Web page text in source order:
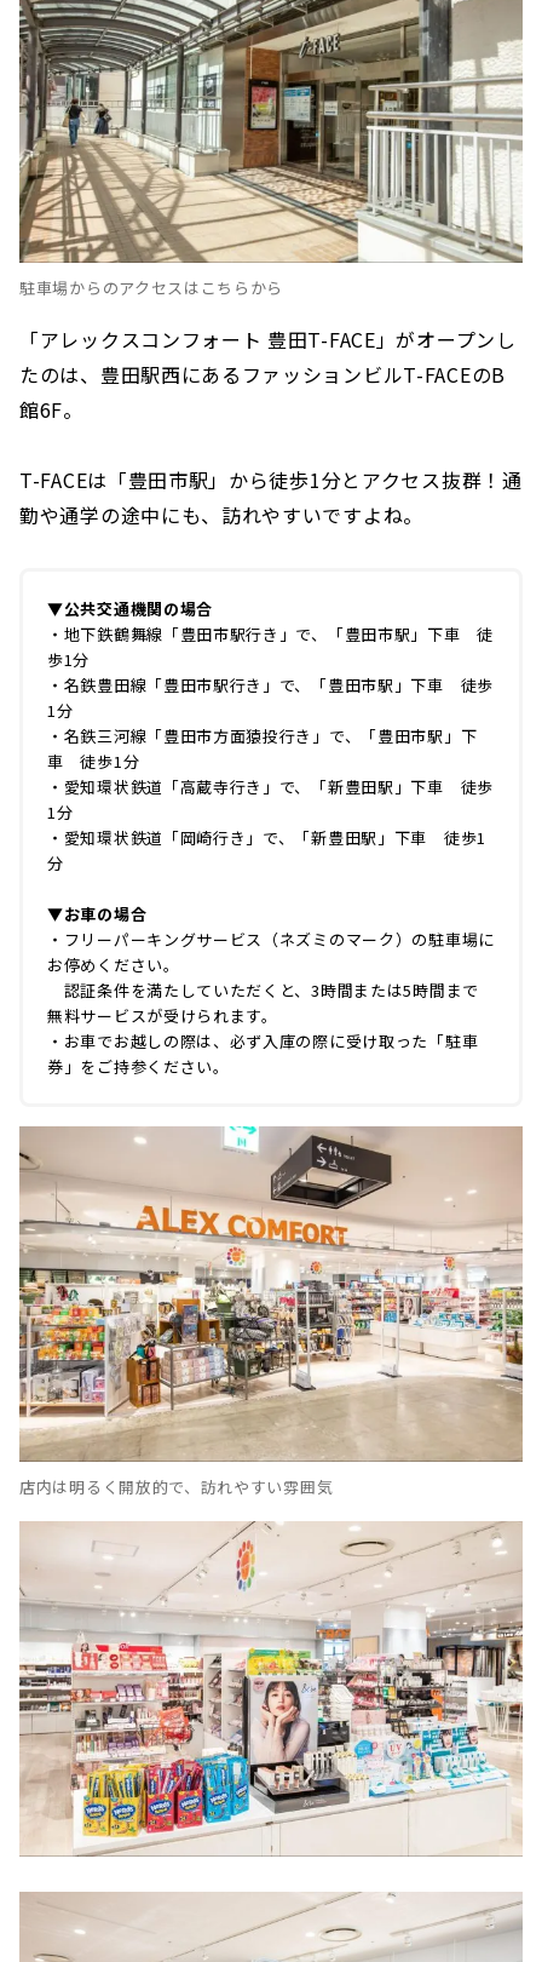
駐車場からのアクセスはこちらから
「アレックスコンフォート 豊田T-FACE」がオープンし
たのは、豊田駅西にあるファッションビルT-FACEのB
館6F。
T-FACEは「豊田市駅」から徒歩1分とアクセス抜群！通
勤や通学の途中にも、訪れやすいですよね。
▼公共交通機関の場合
・地下鉄鶴舞線「豊田市駅行き」で、「豊田市駅」下車 徒
歩1分
・名鉄豊田線「豊田市駅行き」で、「豊田市駅」下車 徒歩
1分
・名鉄三河線「豊田市方面猿投行き」で、「豊田市駅」下
車 徒歩1分
・愛知環状鉄道「高蔵寺行き」で、「新豊田駅」下車 徒歩
1分
・愛知環状鉄道「岡崎行き」で、「新豊田駅」下車 徒歩1
分
▼お車の場合
・フリーパーキングサービス（ネズミのマーク）の駐車場に
お停めください。
認証条件を満たしていただくと、3時間または5時間まで
無料サービスが受けられます。
・お車でお越しの際は、必ず入庫の際に受け取った「駐車
券」をご持参ください。
店内は明るく開放的で、訪れやすい雰囲気